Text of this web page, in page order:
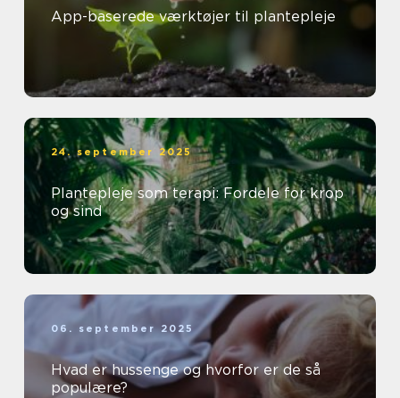
App-baserede værktøjer til plantepleje
24. september 2025
Plantepleje som terapi: Fordele for krop
og sind
06. september 2025
Hvad er hussenge og hvorfor er de så
populære?